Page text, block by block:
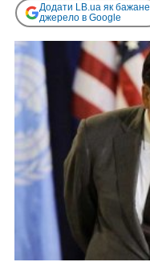
Додати LB.ua як бажане
джерело в Google